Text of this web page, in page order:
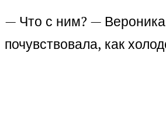
— Что с ним? — Вероника
почувствовала, как